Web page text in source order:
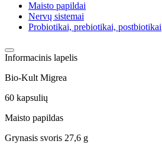
Maisto papildai
Nervų sistemai
Probiotikai, prebiotikai, postbiotikai
Informacinis lapelis
Bio-Kult Migrea
60 kapsulių
Maisto papildas
Grynasis svoris 27,6 g